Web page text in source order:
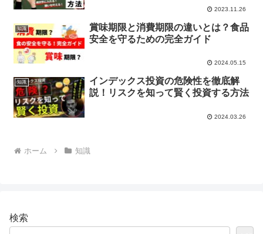
2023.11.26
知識
賞味期限と消費期限の違いとは？食品
安全を守るための完全ガイド
2024.05.15
知識
インデックス投資の危険性を徹底解
説！リスクを知って賢く投資する方法
2024.03.26
ホーム 知識
検索